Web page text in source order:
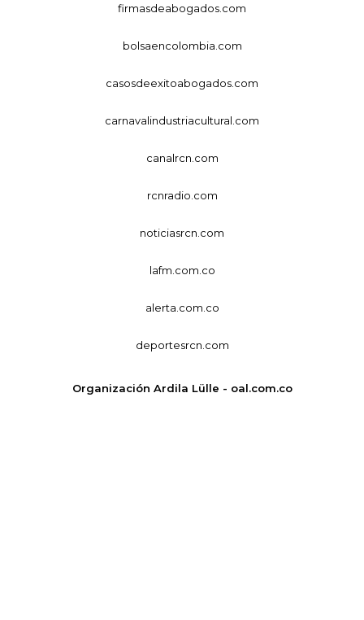
firmasdeabogados.com
bolsaencolombia.com
casosdeexitoabogados.com
carnavalindustriacultural.com
canalrcn.com
rcnradio.com
noticiasrcn.com
lafm.com.co
alerta.com.co
deportesrcn.com
Organización Ardila Lülle - oal.com.co